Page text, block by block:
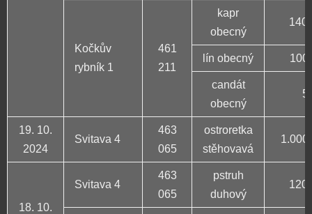
Kočkův
rybník 1
461
211
kapr
obecný
140
lín obecný 100
candát
obecný
5
19. 10.
2024
Svitava 4
463
065
ostroretka
stěhovavá
1.000
18. 10.
Svitava 4
463
065
pstruh
duhový
120